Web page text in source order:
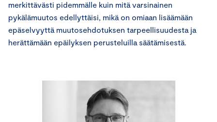
merkittävästi pidemmälle kuin mitä varsinainen
pykälämuutos edellyttäisi, mikä on omiaan lisäämään
epäselvyyttä muutosehdotuksen tarpeellisuudesta ja
herättämään epäilyksen perusteluilla säätämisestä.